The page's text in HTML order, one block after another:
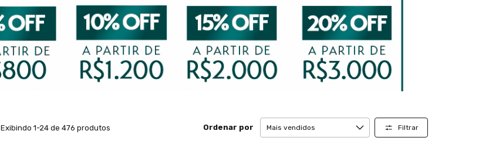
Exibindo 1-24 de 476 produtos Ordenar por Filtrar